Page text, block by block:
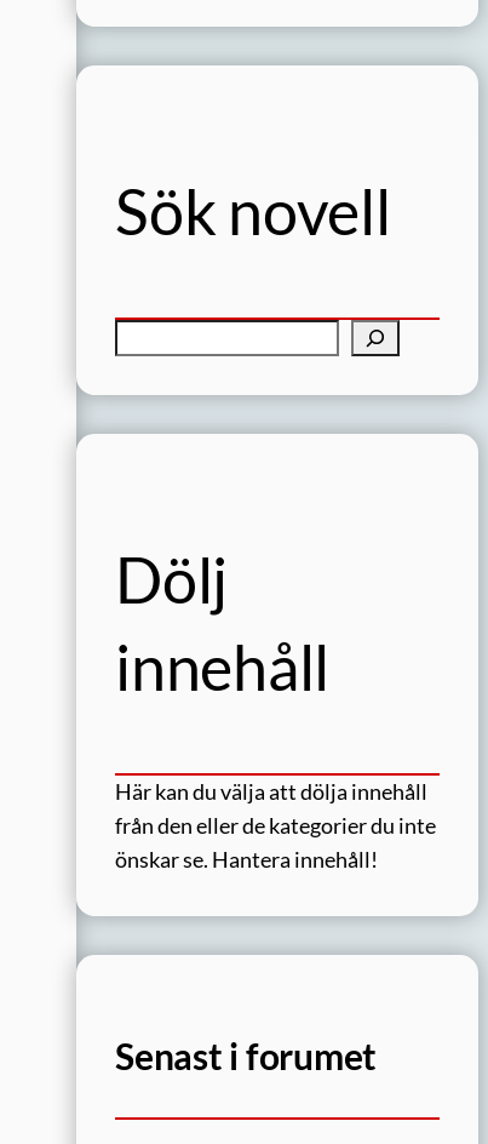
Sök novell
k
Dölj
innehåll
Här kan du välja att dölja innehåll
från den eller de kategorier du inte
önskar se. Hantera innehåll!
Senast i forumet